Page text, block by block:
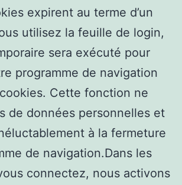
expirent au terme d’un
utilisez la feuille de login,
sera exécuté pour
programme de navigation
Cette fonction ne
de données personnelles et
à la fermeture
de navigation.Dans les
connectez, nous activons